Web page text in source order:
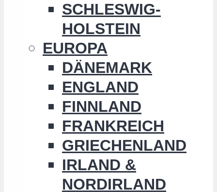
SCHLESWIG-
HOLSTEIN
EUROPA
DÄNEMARK
ENGLAND
FINNLAND
FRANKREICH
GRIECHENLAND
IRLAND &
NORDIRLAND